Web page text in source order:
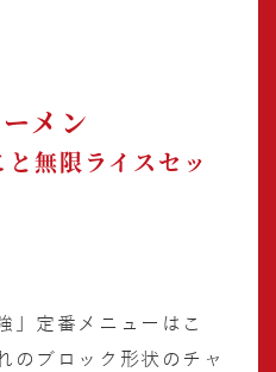
メン
と無限ライスセッ
」定番メニューはこ
のブロック形状のチャ